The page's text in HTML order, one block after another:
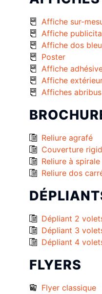
Affiche sur-
Affiche
Affiche dos bleu
Poster
Affiche
Affiche
Affiches abribus
Reliure agrafé
Couverture
Reliure à spirale
Reliure dos
Dépliant 2
Dépliant 3
Dépliant 4
FLYERS
Flyer classique